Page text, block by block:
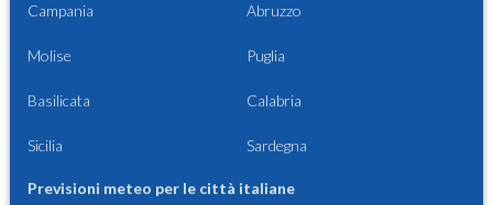
Campania Abruzzo
Molise Puglia
Basilicata Calabria
Sicilia Sardegna
Previsioni meteo per le città italiane